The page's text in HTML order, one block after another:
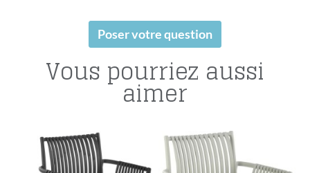
Poser votre question
Vous pourriez aussi
aimer